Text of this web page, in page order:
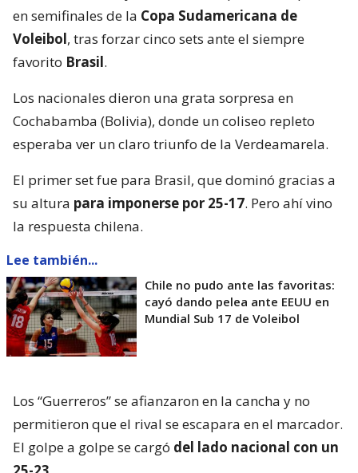
en semifinales de la Copa Sudamericana de
Voleibol, tras forzar cinco sets ante el siempre
favorito Brasil.
Los nacionales dieron una grata sorpresa en
Cochabamba (Bolivia), donde un coliseo repleto
esperaba ver un claro triunfo de la Verdeamarela.
El primer set fue para Brasil, que dominó gracias a
su altura para imponerse por 25-17. Pero ahí vino
la respuesta chilena.
Lee también...
Chile no pudo ante las favoritas:
cayó dando pelea ante EEUU en
Mundial Sub 17 de Voleibol
Los “Guerreros” se afianzaron en la cancha y no
permitieron que el rival se escapara en el marcador.
El golpe a golpe se cargó del lado nacional con un